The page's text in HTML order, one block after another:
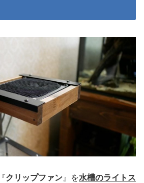
クリップファン 』を水槽のライトス